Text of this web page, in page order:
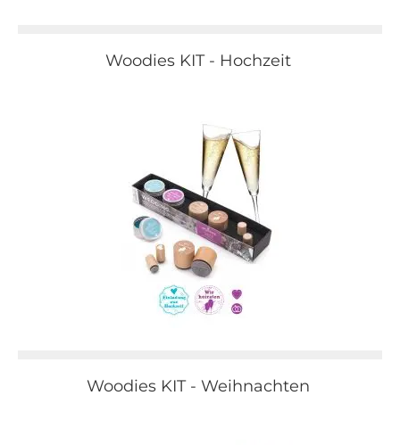
Woodies KIT - Hochzeit
Woodies KIT - Weihnachten